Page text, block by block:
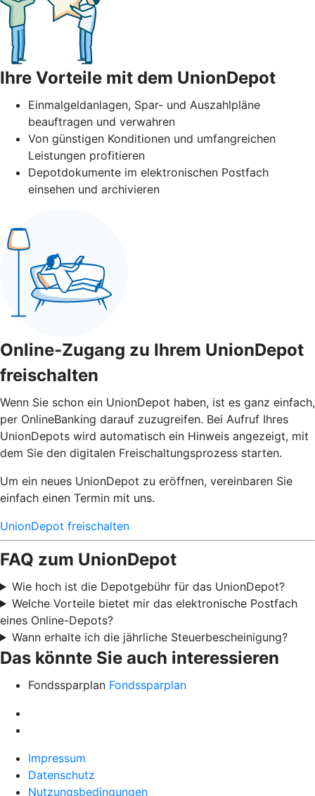
Ihre Vorteile mit dem UnionDepot
Einmalgeldanlagen, Spar- und Auszahlpläne
beauftragen und verwahren
Von günstigen Konditionen und umfangreichen
Leistungen profitieren
Depotdokumente im elektronischen Postfach
einsehen und archivieren
Online-Zugang zu Ihrem UnionDepot
freischalten
Wenn Sie schon ein UnionDepot haben, ist es ganz einfach,
per OnlineBanking darauf zuzugreifen. Bei Aufruf Ihres
UnionDepots wird automatisch ein Hinweis angezeigt, mit
dem Sie den digitalen Freischaltungsprozess starten.
Um ein neues UnionDepot zu eröffnen, vereinbaren Sie
einfach einen Termin mit uns.
UnionDepot freischalten
FAQ zum UnionDepot
Wie hoch ist die Depotgebühr für das UnionDepot?
Welche Vorteile bietet mir das elektronische Postfach
eines Online-Depots?
Wann erhalte ich die jährliche Steuerbescheinigung?
Das könnte Sie auch interessieren
Fondssparplan Fondssparplan
Impressum
Datenschutz
Nutzungsbedingungen